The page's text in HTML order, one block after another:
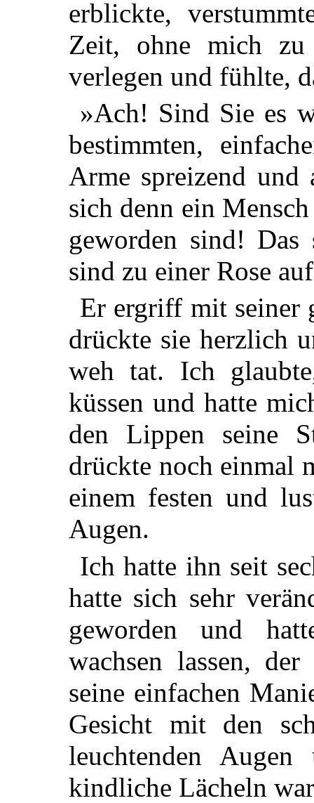
erblickte,
Zeit, ohne mich
verlegen und fühlte,
»Ach! Sind Sie es
bestimmten,
Arme spreizend und
sich denn ein
geworden sind!
sind zu einer Rose
Er ergriff mit seiner
drückte sie herzlich
weh tat. Ich
küssen und hatte
den Lippen seine
drückte noch einmal
einem festen und
Augen.
Ich hatte ihn seit
hatte sich sehr
geworden und
wachsen lassen,
seine einfachen
Gesicht mit den
leuchtenden
kindliche Lächeln